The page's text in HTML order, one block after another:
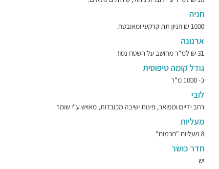
חניה
1000 ₪ חניון תת קרקעי ומאובטח.
ארנונה
31 ₪ למ"ר מחושב על השטח נטו!
גודל קומה טיפוסית
כ- 1000 מ"ר
לובי
רחב ידיים ומפואר, פינות ישיבה מכובדות, מאויש ע"י שומר
מעליות
8 מעליות "חכמות"
חדר כושר
יש